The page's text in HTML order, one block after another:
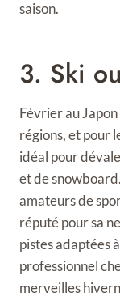
saison.
3. Ski
Février au
régions, et pour
idéal pour
et de
amateurs de
réputé pour sa
pistes adaptées
professionnel
merveilles